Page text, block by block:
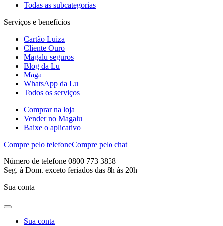
Todas as subcategorias
Serviços e benefícios
Cartão Luiza
Cliente Ouro
Magalu seguros
Blog da Lu
Maga +
WhatsApp da Lu
Todos os serviços
Comprar na loja
Vender no Magalu
Baixe o aplicativo
Compre pelo telefoneCompre pelo chat
Número de telefone 0800 773 3838
Seg. à Dom. exceto feriados das 8h às 20h
Sua conta
Sua conta